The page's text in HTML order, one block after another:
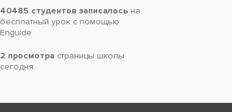
40485 студентов записалось на
бесплатный урок с помощью
Enguide
2 просмотра страницы школы
сегодня